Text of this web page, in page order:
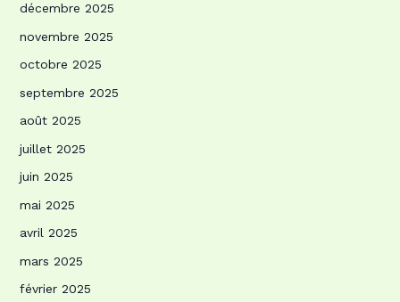
décembre 2025
novembre 2025
octobre 2025
septembre 2025
août 2025
juillet 2025
juin 2025
mai 2025
avril 2025
mars 2025
février 2025